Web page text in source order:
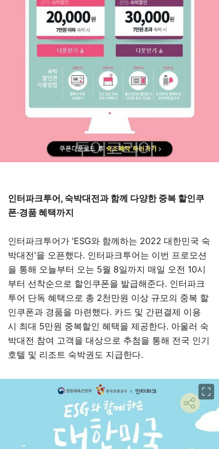
인터파크투어, 숙박대전과 함께 다양한 중복 할인쿠
폰·경품 혜택까지
인터파크투어가 'ESG와 함께하는 2022 대한민국 숙
박대전'을 오픈했다. 인터파크투어는 이번 프로모션
을 통해 오늘부터 오는 5월 8일까지 매일 오전 10시
부터 선착순으로 할인쿠폰을 발급해준다. 인터파크
투어 단독 혜택으로 총 2천만원 이상 규모의 중복 할
인쿠폰과 경품을 마련했다. 카드 및 간편결제 이용
시 최대 5만원 중복할인 혜택을 제공한다. 아울러 숙
박대전 참여 고객을 대상으로 추첨을 통해 전국 인기
호텔 및 리조트 숙박권도 지급한다.